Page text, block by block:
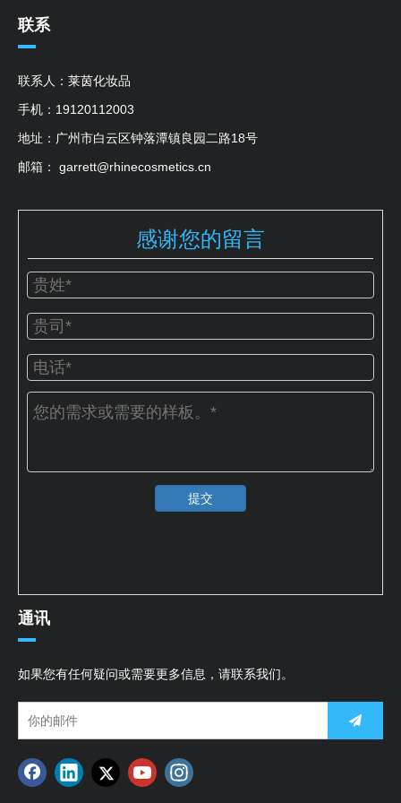
联系
联系人：莱茵化妆品
手机：19120112003
地址：广州市白云区钟落潭镇良园二路18号
邮箱： garrett@rhinecosmetics.cn
感谢您的留言
提交
通讯
如果您有任何疑问或需要更多信息，请联系我们。